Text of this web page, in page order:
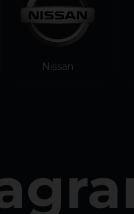
Nissan